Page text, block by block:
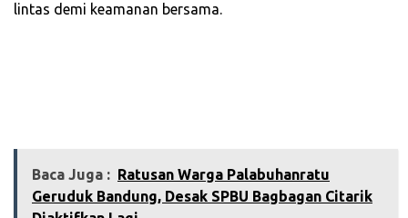
lintas demi keamanan bersama.
Baca Juga : ‎Ratusan Warga Palabuhanratu
Geruduk Bandung, Desak SPBU Bagbagan Citarik